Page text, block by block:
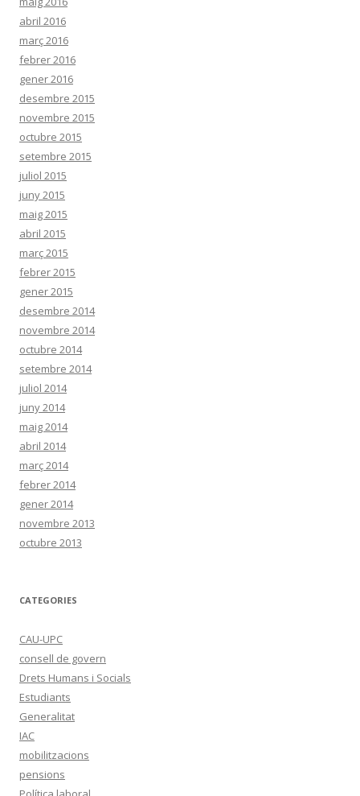
abril 2016
març 2016
febrer 2016
gener 2016
desembre 2015
novembre 2015
octubre 2015
setembre 2015
juliol 2015
juny 2015
maig 2015
abril 2015
març 2015
febrer 2015
gener 2015
desembre 2014
novembre 2014
octubre 2014
setembre 2014
juliol 2014
juny 2014
maig 2014
abril 2014
març 2014
febrer 2014
gener 2014
novembre 2013
octubre 2013
CATEGORIES
CAU-UPC
consell de govern
Drets Humans i Socials
Estudiants
Generalitat
IAC
mobilitzacions
pensions